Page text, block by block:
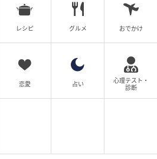
レシピ グルメ おでかけ
恋愛 占い
心理テスト・
診断